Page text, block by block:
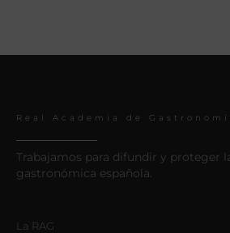
Real Academia de
Trabajamos para difundir y proteger
gastronómica española.
La RAG